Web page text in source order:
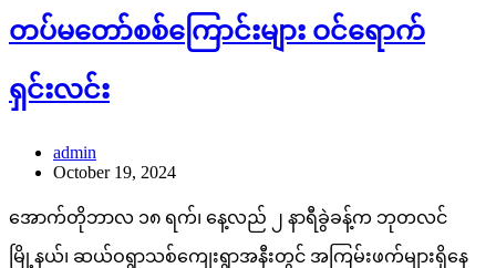
တပ်မတော်စစ်ကြောင်းများ ဝင်ရောက်
ရှင်းလင်း
admin
October 19, 2024
အောက်တိုဘာလ ၁၈ ရက်၊ နေ့လည် ၂ နာရီခွဲခန့်က ဘုတလင်
မြို့နယ်၊ ဆယ်ဝရွာသစ်ကျေးရွာအနီးတွင် အကြမ်းဖက်များရှိနေ